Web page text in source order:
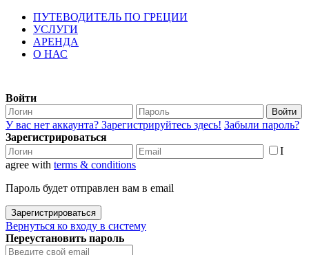
ПУТЕВОДИТЕЛЬ ПО ГРЕЦИИ
УСЛУГИ
АРЕНДА
О НАС
Войти
Войти
У вас нет аккаунта? Зарегистрируйтесь здесь! Забыли пароль?
Зарегистрироваться
I
agree with terms & conditions
Пароль будет отправлен вам в email
Зарегистрироваться
Вернуться ко входу в систему
Переустановить пароль